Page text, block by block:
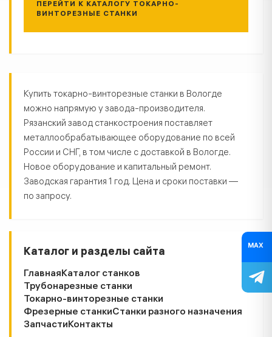
ПЕРЕЙТИ К КАТАЛОГУ ТОКАРНО-
ВИНТОРЕЗНЫЕ СТАНКИ
Токарно-винторезные станки в
Купить токарно-винторезные станки в Вологде
можно напрямую у завода-производителя.
Рязанский завод станкостроения поставляет
металлообрабатывающее оборудование по всей
России и СНГ, в том числе с доставкой в Вологде.
Новое оборудование и капитальный ремонт.
Заводская гарантия 1 год. Цена и сроки поставки —
по запросу.
Каталог и разделы сайта
ГлавнаяКаталог станков
Трубонарезные станки
Токарно-винторезные станки
Фрезерные станкиСтанки разного назначения
ЗапчастиКонтакты
MAX